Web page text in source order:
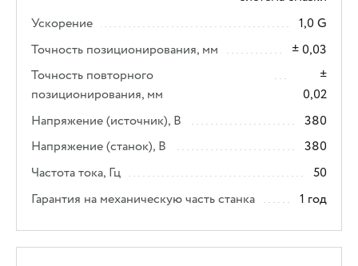
Ускорение
1,0 G
Точность позиционирования, мм
± 0,03
Точность повторного
позиционирования, мм
±
0,02
Напряжение (источник), В
380
Напряжение (станок), В
380
Частота тока, Гц
50
Гарантия на механическую часть станка
1 год